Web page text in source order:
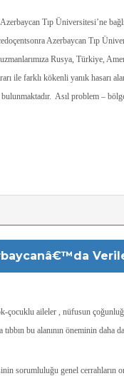
Tıp Üniversitesi’ne
Azerbaycan Tıp
Rusya, Türkiye,
ile farklı kökenli yanık
Asıl problem –
çocuklu aileler , nüfusun
bu alanının öneminin daha
sorumluluğu genel